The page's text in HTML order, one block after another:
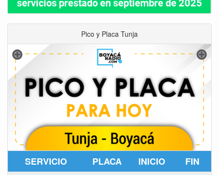
Pico y Placa Tunja
SERVICIO PLACA INICIO FIN